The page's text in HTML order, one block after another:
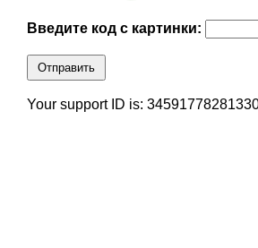
Введите код с картинки:
Отправить
Your support ID is: